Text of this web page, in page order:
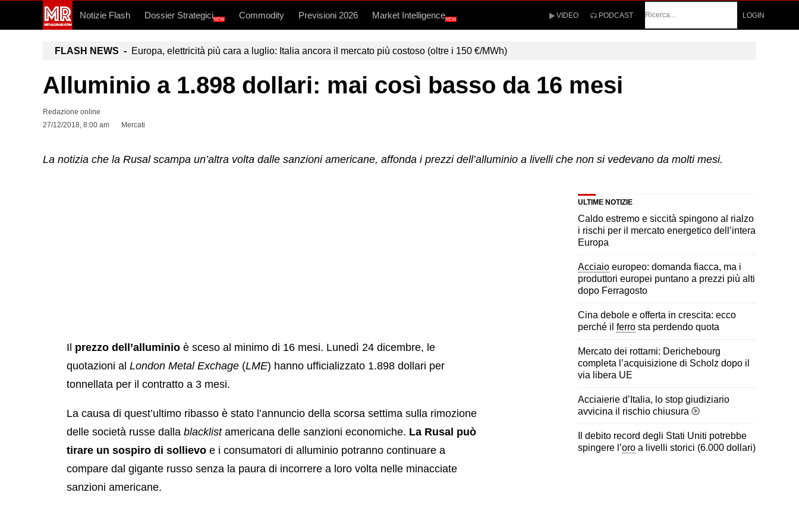
Notizie Flash Dossier StrategiciNEW Commodity Previsioni 2026 Market IntelligenceNEW VIDEO PODCAST
LOGIN
FLASH NEWS - Europa, elettricità più cara a luglio: Italia ancora il mercato più costoso (oltre i 150 €/MWh)
Alluminio a 1.898 dollari: mai così basso da 16 mesi
Redazione online
27/12/2018, 8:00 am
Mercati
La notizia che la Rusal scampa un’altra volta dalle sanzioni americane, affonda i prezzi dell’alluminio a livelli che non si vedevano da molti mesi.
Il prezzo dell’alluminio è sceso al minimo di 16 mesi. Lunedì 24 dicembre, le
quotazioni al London Metal Exchage (LME) hanno ufficializzato 1.898 dollari per
tonnellata per il contratto a 3 mesi.
La causa di quest’ultimo ribasso è stato l’annuncio della scorsa settima sulla rimozione
delle società russe dalla blacklistamericana delle sanzioni economiche. La Rusal può
tirare un sospiro di sollievo e i consumatori di alluminio potranno continuare a
compare dal gigante russo senza la paura di incorrere a loro volta nelle minacciate
sanzioni americane.
ULTIME NOTIZIE
Caldo estremo e siccità spingono al rialzo
i rischi per il mercato energetico dell’intera
Europa
Acciaio europeo: domanda fiacca, ma i
produttori europei puntano a prezzi più alti
dopo Ferragosto
Cina debole e offerta in crescita: ecco
perché il ferro sta perdendo quota
Mercato dei rottami: Derichebourg
completa l’acquisizione di Scholz dopo il
via libera UE
Acciaierie d’Italia, lo stop giudiziario
avvicina il rischio chiusura
Il debito record degli Stati Uniti potrebbe
spingere l’oro a livelli storici (6.000 dollari)